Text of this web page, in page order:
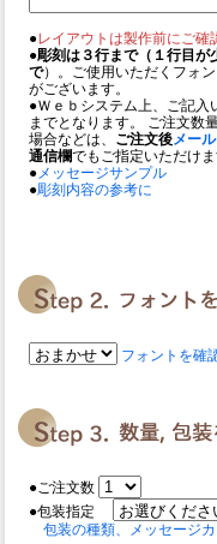
●レイアウトは製作前にご確
●彫刻は３行まで（１行目が
で）。ご使用いただくフォ
がございます。
●Ｗｅｂシステム上、ご記入
までとなります。 ご注文数
場合などは、 ご注文後 メール
通信欄でもご指定いただけま
● メッセージサンプル
●彫刻内容の参考に
フォントを確
●ご注文数
●包装指定
包装の種類、メッセージ